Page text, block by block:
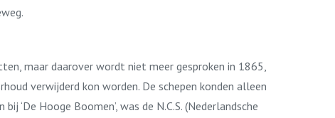
maar daarover wordt niet meer gesproken in 1865,
verwijderd kon worden. De schepen konden alleen
Hooge Boomen’, was de N.C.S. (Nederlandsche